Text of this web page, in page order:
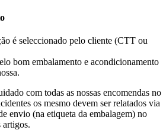
é seleccionado pelo cliente (CTT ou
bom embalamento e acondicionamento
com todas as nossas encomendas no
os mesmo devem ser relatados via
envio (na etiqueta da embalagem) no
artigos.